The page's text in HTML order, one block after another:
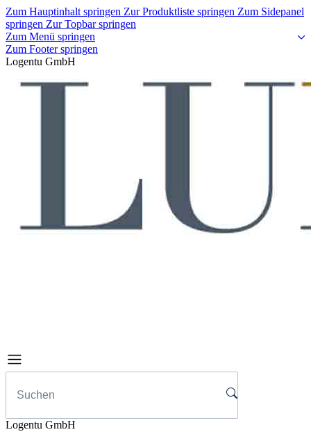
Zum Hauptinhalt springen Zur Produktliste springen Zum Sidepanel
springen Zur Topbar springen
Zum Menü springen
Zum Footer springen
Logentu GmbH
Logentu GmbH